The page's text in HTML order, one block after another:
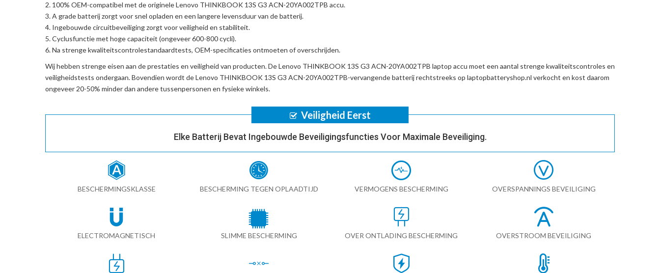
100% OEM-compatibel met deoriginele Lenovo THINKBOOK 13S G3 ACN-20YA002TPB accu.
A grade batterij zorgt voor snel opladen en een langere levensduur van de batterij.
Ingebouwde circuitbeveiliging zorgt voor veiligheid en stabiliteit.
Cyclusfunctie met hoge capaciteit (ongeveer 600-800 cycli).
Na strenge kwaliteitscontrolestandaardtests, OEM-specificaties ontmoeten of overschrijden.
Wij hebben strenge eisen aan de prestaties en veiligheid van producten. DeLenovo THINKBOOK 13S G3 ACN-20YA002TPB laptop accu moet een aantal strenge kwaliteitscontroles en
veiligheidstests ondergaan. Bovendien wordt deLenovo THINKBOOK 13S G3 ACN-20YA002TPB-vervangende batterijrechtstreeks op laptopbatteryshop.nl verkocht en kost daarom
ongeveer 20-50% minder dan andere tussenpersonen en fysieke winkels.
Veiligheid Eerst
Elke Batterij Bevat Ingebouwde Beveiligingsfuncties Voor Maximale Beveiliging.
BESCHERMINGSKLASSE BESCHERMING TEGEN OPLAADTIJD VERMOGENS BESCHERMING OVERSPANNINGS BEVEILIGING
ELECTROMAGNETISCH SLIMME BESCHERMING OVER ONTLADING BESCHERMING OVERSTROOM BEVEILIGING